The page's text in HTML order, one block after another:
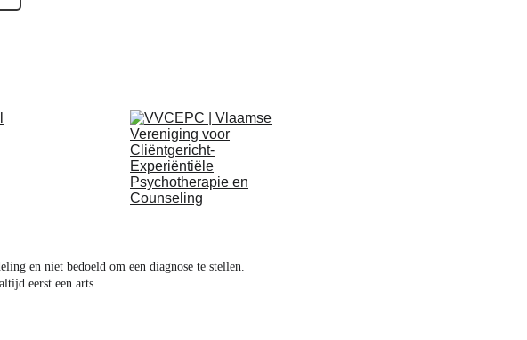
en niet bedoeld om een diagnose te stellen.
eerst een arts.